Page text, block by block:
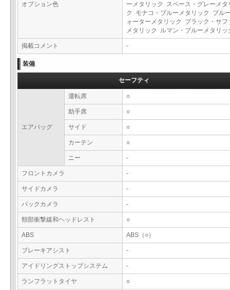
オプション色
ーメタリック スペース・グレーメタ
ク モナコ・ブルーメタリック ブル
ォーターメタリック ブラック・サフ
メタリック ルマン・ブルーメタリ
掲載コメント -
装備
セーフティ
エアバッグ
運転席 ○
助手席 ○
サイド ○
カーテン ○
ニー -
フロントカメラ -
サイドカメラ -
バックカメラ -
頸部衝撃緩和ヘッドレスト ○
ABS ABS（○）
ブレーキアシスト -
アイドリングストップシステム -
ランフラットタイヤ ○